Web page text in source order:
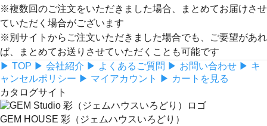
※複数回のご注文をいただきました場合、まとめてお届けさせ
ていただく場合がございます
※別サイトからご注文いただきました場合でも、ご要望があれ
ば、まとめてお送りさせていただくことも可能です
▶ TOP ▶ 会社紹介 ▶ よくあるご質問 ▶ お問い合わせ ▶ キ
ャンセルポリシー ▶ マイアカウント
▶ カートを見る
カタログサイト
GEM HOUSE 彩（ジェムハウスいろどり）